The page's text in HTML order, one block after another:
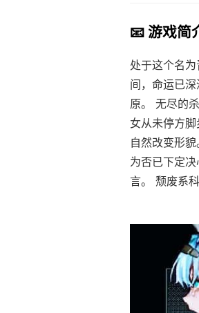
📧 游戏简
处于这个名
间，命运已
原。 无尽的
女从未停方
自然改变形
为否已下定
言。 颓废系